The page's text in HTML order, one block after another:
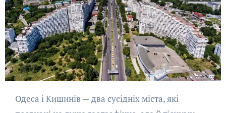
Одеса і Кишинів — два сусідніх міста, які